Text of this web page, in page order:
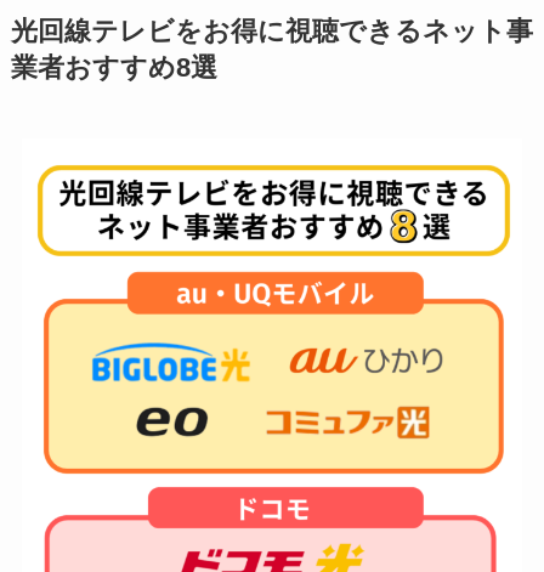
光回線テレビをお得に視聴できるネット事
業者おすすめ8選